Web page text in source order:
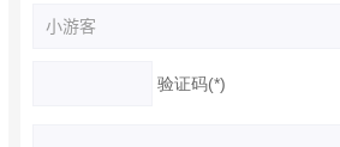
验证码(*)